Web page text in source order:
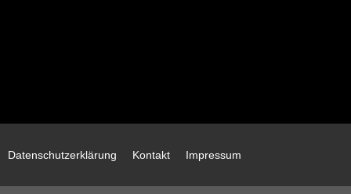
Datenschutzerklärung Kontakt Impressum